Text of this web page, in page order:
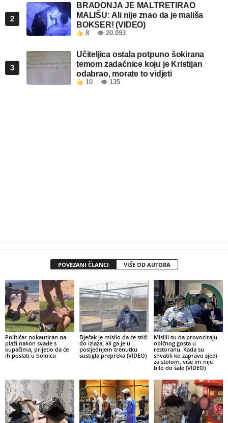
2
BRADONJA JE MALTRETIRAO
MALIŠU: Ali nije znao da je mališa
BOKSER! (VIDEO)
8 👁 20.093
3
Učiteljica ostala potpuno šokirana
temom zadaćnice koju je Kristijan
odabrao, morate to vidjeti
10 👁 135
POVEZANI ČLANCI VIŠE OD AUTORA
Političar nokautiran na
plaži nakon svađe s
kupačima, prijetio da će
ih poslati u bolnicu
Dječak je mislio da će stići
do izlaza, ali ga je u
posljednjem trenutku
sustigla prepreka (VIDEO)
Mislili su da provociraju
običnog gosta u
restoranu. Kada su
shvatili ko zapravo sjedi
za stolom, više im nije
bilo do šale (VIDEO)